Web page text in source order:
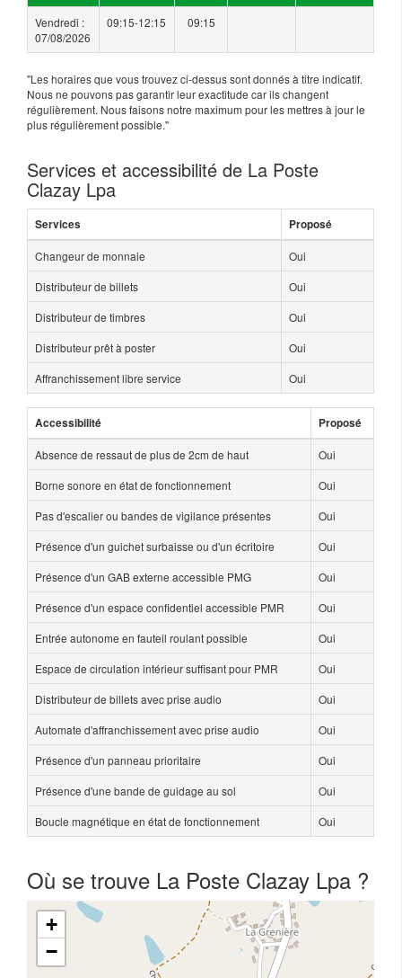
Vendredi :
07/08/2026
09:15-12:15 09:15
"Les horaires que vous trouvez ci-dessus sont donnés à titre indicatif.
Nous ne pouvons pas garantir leur exactitude car ils changent
régulièrement. Nous faisons notre maximum pour les mettres à jour le
plus régulièrement possible."
Services et accessibilité de La Poste
Clazay Lpa
Services Proposé
Changeur de monnaie
Oui
Distributeur de billets
Oui
Distributeur de timbres
Oui
Distributeur prêt à poster
Oui
Affranchissement libre service
Oui
Accessibilité Proposé
Absence de ressaut de plus de 2cm de haut
Oui
Borne sonore en état de fonctionnement
Oui
Pas d'escalier ou bandes de vigilance présentes
Oui
Présence d'un guichet surbaisse ou d'un écritoire
Oui
Présence d'un GAB externe accessible PMG
Oui
Présence d'un espace confidentiel accessible PMR
Oui
Entrée autonome en fauteil roulant possible
Oui
Espace de circulation intérieur suffisant pour PMR
Oui
Distributeur de billets avec prise audio
Oui
Automate d'affranchissement avec prise audio
Oui
Présence d'un panneau prioritaire
Oui
Présence d'une bande de guidage au sol
Oui
Boucle magnétique en état de fonctionnement
Oui
Où se trouve La Poste Clazay Lpa ?
+
−